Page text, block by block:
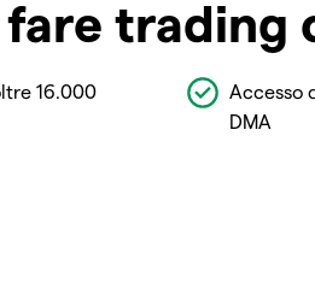
trading
16.000
Accesso
DMA